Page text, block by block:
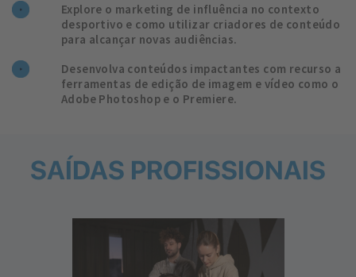
Explore o marketing de influência no contexto
desportivo e como utilizar criadores de conteúdo
para alcançar novas audiências.
Desenvolva conteúdos impactantes com recurso a
ferramentas de edição de imagem e vídeo como o
Adobe Photoshop e o Premiere.
SAÍDAS PROFISSIONAIS